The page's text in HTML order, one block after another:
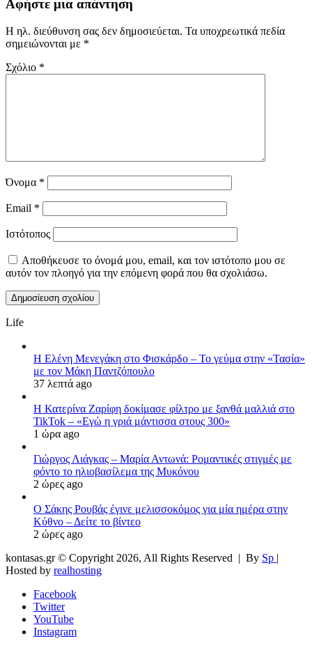
Αφήστε μια απάντηση
Η ηλ. διεύθυνση σας δεν δημοσιεύεται. Τα υποχρεωτικά πεδία
σημειώνονται με *
Σχόλιο *
Όνομα *
Email *
Ιστότοπος
Αποθήκευσε το όνομά μου, email, και τον ιστότοπο μου σε
αυτόν τον πλοηγό για την επόμενη φορά που θα σχολιάσω.
Life
Η Ελένη Μενεγάκη στο Φισκάρδο – Το γεύμα στην «Τασία»
με τον Μάκη Παντζόπουλο
37 λεπτά ago
Η Κατερίνα Ζαρίφη δοκίμασε φίλτρο με ξανθά μαλλιά στο
TikTok – «Εγώ η γριά μάντισσα στους 300»
1 ώρα ago
Γιώργος Λιάγκας – Μαρία Αντωνά: Ρομαντικές στιγμές με
φόντο το ηλιοβασίλεμα της Μυκόνου
2 ώρες ago
Ο Σάκης Ρουβάς έγινε μελισσοκόμος για μία ημέρα στην
Κύθνο – Δείτε το βίντεο
2 ώρες ago
kontasas.gr © Copyright 2026, All Rights Reserved | By Sp |
Hosted by realhosting
Facebook
Twitter
YouTube
Instagram